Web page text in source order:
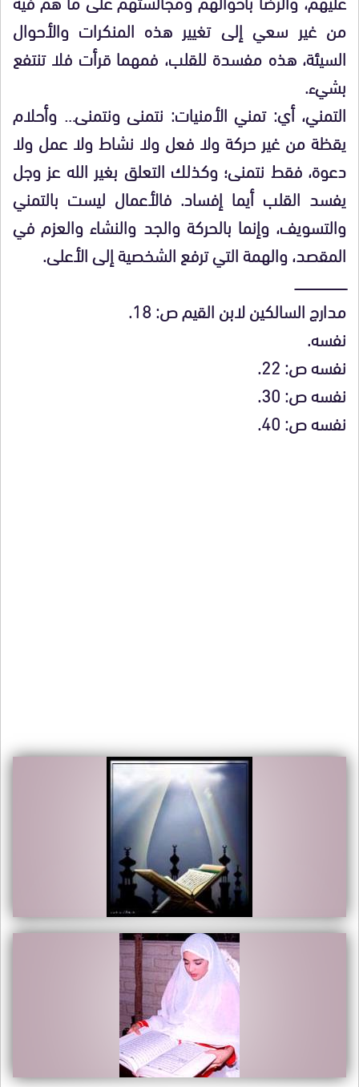
من غير سعي إلى تغيير هذه المنكرات والأحوال
السيئة، هذه مفسدة للقلب، فمهما قرأت فلا تنتفع
بشيء.
التمني، أي: تمني الأمنيات: نتمنى ونتمنى… وأحلام
يقظة من غير حركة ولا فعل ولا نشاط ولا عمل ولا
دعوة، فقط نتمنى؛ وكذلك التعلق بغير الله عز وجل
يفسد القلب أيما إفساد. فالأعمال ليست بالتمني
والتسويف، وإنما بالحركة والجد والنشاء والعزم في
المقصد، والهمة التي ترفع الشخصية إلى الأعلى.
ــــــــــــــــــــــــــــــــ
مدارج السالكين لابن القيم ص: 18.
نفسه.
نفسه ص: 22.
نفسه ص: 30.
نفسه ص: 40.